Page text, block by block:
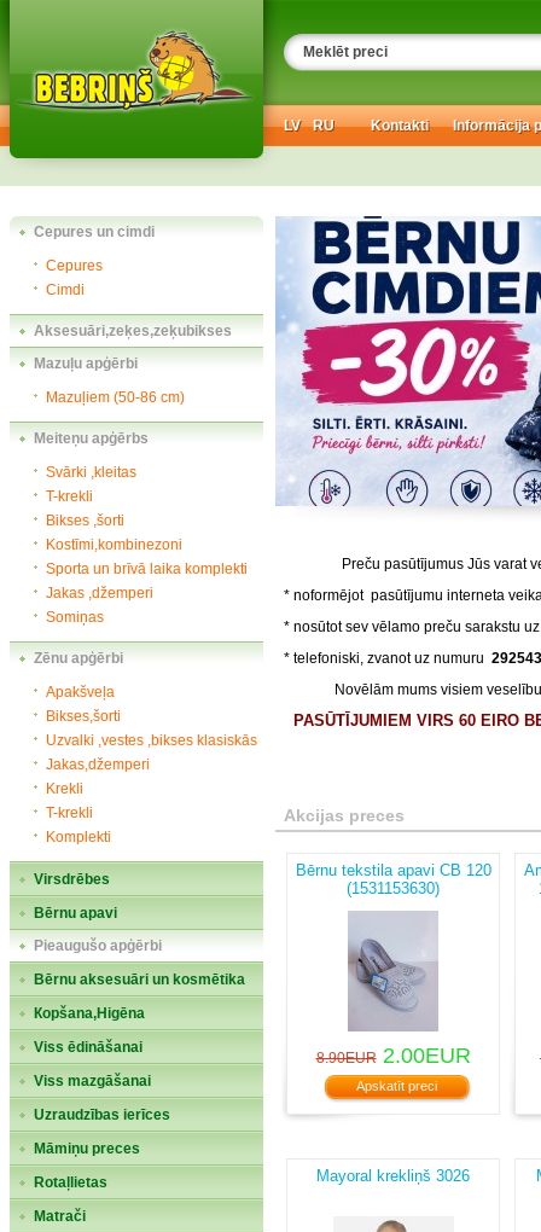
LV RU Informācija
Kontakti
Cepures un cimdi
Cepures
Cimdi
Aksesuāri,zeķes,zeķubikses
Mazuļu apģērbi
Mazuļiem (50-86 cm)
Meiteņu apģērbs
Svārki ,kleitas
T-krekli
Bikses ,šorti
Kostīmi,kombinezoni
Sporta un brīvā laika komplekti
Jakas ,džemperi
Somiņas
Zēnu apģērbi
Apakšveļa
Bikses,šorti
Uzvalki ,vestes ,bikses klasiskās
Jakas,džemperi
Krekli
T-krekli
Komplekti
Virsdrēbes
Bērnu apavi
Pieaugušo apģērbi
Bērnu aksesuāri un kosmētika
Кopšana,Higēna
Viss ēdināšanai
Viss mazgāšanai
Uzraudzības ierīces
Māmiņu preces
Rotaļlietas
Matrači
Preču pasūtījumus Jūs varat
* noformējot pasūtījumu interneta
* nosūtot sev vēlamo preču sarakstu
* telefoniski, zvanot uz numuru
Novēlām mums visiem veselību
PASŪTĪJUMIEM VIRS 60 EIRO
Akcijas preces
Bērnu tekstila apavi CB 120
(1531153630)
8.90EUR2.00EUR
Apskatīt preci
Mayoral krekliņš 3026